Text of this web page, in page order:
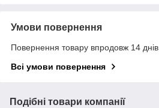
Умови повернення
Повернення товару впродовж 14
Всі умови повернення
Подібні товари компанії